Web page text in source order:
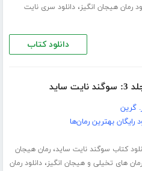
رمان هیجان انگیز،دانلود سری نایت
دانلود کتاب
گرین
رایگان بهترین رمان‌ها
کتاب سوگند نایت ساید،رمان هیجان
رمان های تخیلی و هیجان انگیز،دانلود رمان